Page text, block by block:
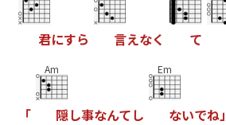
君にすら 言えなく て
「
Am
隠し事なんてし
Em
ないでね」